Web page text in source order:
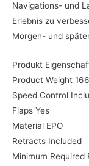
Navigations- und
Erlebnis zu
Morgen- und
Produkt
Product Weight
Speed Control
Flaps Yes
Material EPO
Retracts Included
Minimum